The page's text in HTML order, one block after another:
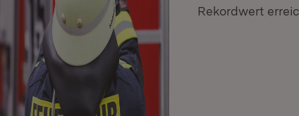
Rekordwert